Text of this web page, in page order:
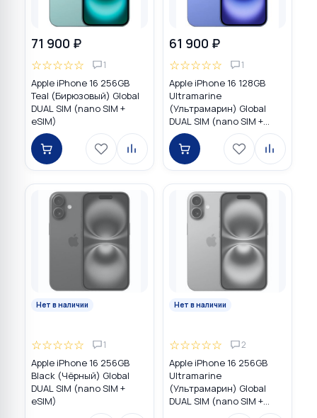
71 900 ₽
☆☆☆☆☆ 1
Apple iPhone 16 256GB
Teal (Бирюзовый) Global
DUAL SIM (nano SIM +
eSIM)
61 900 ₽
☆☆☆☆☆ 1
Apple iPhone 16 128GB
Ultramarine
(Ультрамарин) Global
DUAL SIM (nano SIM +
eSIM)
Нет в наличии
☆☆☆☆☆ 1
Apple iPhone 16 256GB
Black (Чёрный) Global
DUAL SIM (nano SIM +
eSIM)
Нет в наличии
☆☆☆☆☆ 2
Apple iPhone 16 256GB
Ultramarine
(Ультрамарин) Global
DUAL SIM (nano SIM +